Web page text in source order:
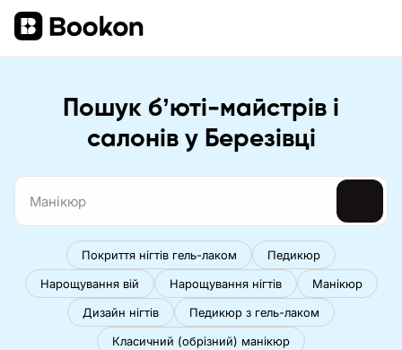
Пошук бʼюті-майстрів і
салонів у Березівці
Покриття нігтів гель-лаком
Педикюр
Нарощування вій
Нарощування нігтів
Манікюр
Дизайн нігтів
Педикюр з гель-лаком
Класичний (обрізний) манікюр